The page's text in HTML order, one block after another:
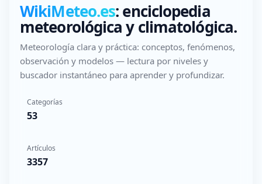
WikiMeteo.es: enciclopedia
meteorológica y climatológica.
Meteorología clara y práctica: conceptos, fenómenos,
observación y modelos — lectura por niveles y
buscador instantáneo para aprender y profundizar.
Categorías
53
Artículos
3357